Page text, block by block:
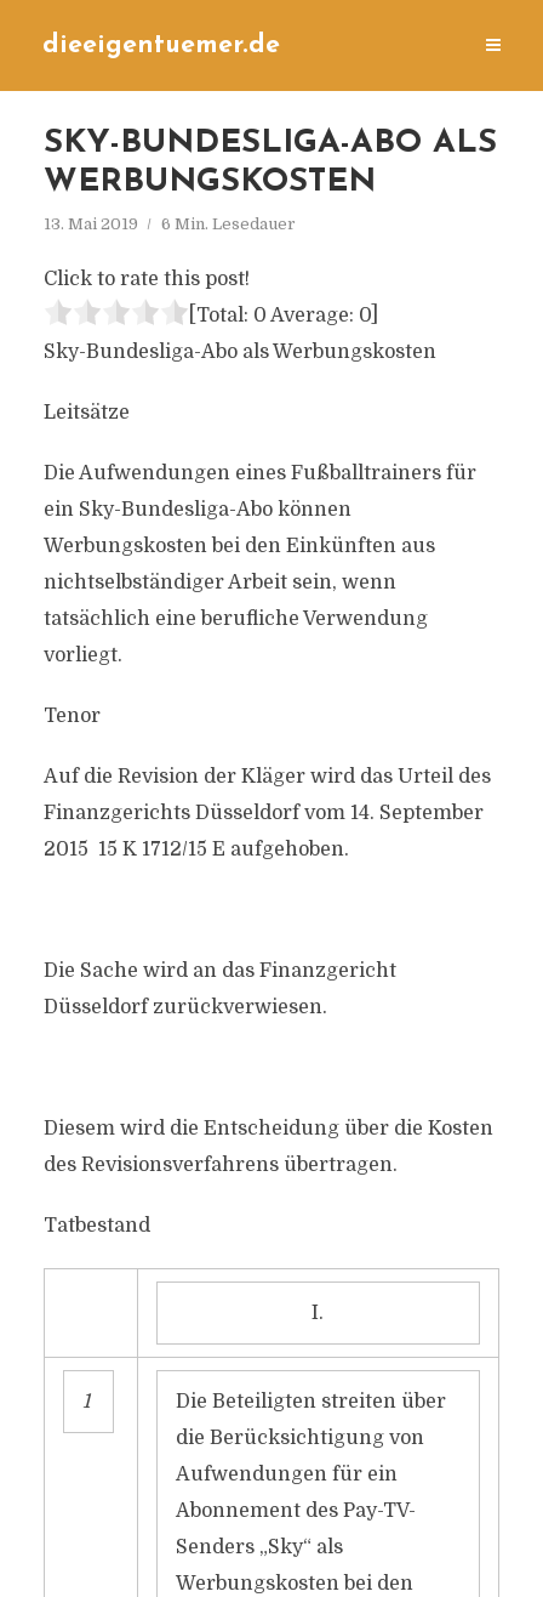
dieeigentuemer.de
SKY-BUNDESLIGA-ABO ALS
WERBUNGSKOSTEN
13. Mai 2019 6 Min. Lesedauer
Click to rate this post!
[Total: 0 Average: 0]
Sky-Bundesliga-Abo als Werbungskosten
Leitsätze
Die Aufwendungen eines Fußballtrainers für
ein Sky-Bundesliga-Abo können
Werbungskosten bei den Einkünften aus
nichtselbständiger Arbeit sein, wenn
tatsächlich eine berufliche Verwendung
vorliegt.
Tenor
Auf die Revision der Kläger wird das Urteil des
Finanzgerichts Düsseldorf vom 14. September
2015 15 K 1712/15 E aufgehoben.
Die Sache wird an das Finanzgericht
Düsseldorf zurückverwiesen.
Diesem wird die Entscheidung über die Kosten
des Revisionsverfahrens übertragen.
Tatbestand
I.
1
Die Beteiligten streiten über
die Berücksichtigung von
Aufwendungen für ein
Abonnement des Pay-TV-
Senders „Sky“ als
Werbungskosten bei den